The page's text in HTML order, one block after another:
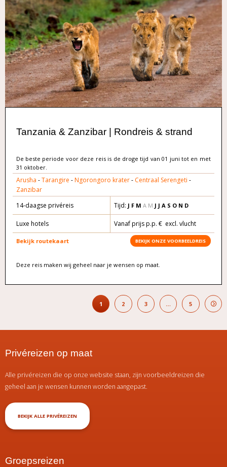
Tanzania & Zanzibar | Rondreis & strand
De beste periode voor deze reis is de droge tijd van 01 juni tot en met
31 oktober.
Arusha -Tarangire -Ngorongoro krater- Centraal Serengeti -
Zanzibar
14-daagse privéreis
Tijd: J F M A M J J A S O N D
Luxe hotels Vanaf prijs p.p. € excl. vlucht
Bekijk routekaart BEKIJK ONZE VOORBEELDREIS
Deze reis maken wij geheel naar je wensen op maat.
1 2 3 … 5
Privéreizen op maat
Alle privéreizen die op onze website staan, zijn voorbeeldreizen die
geheel aan je wensen kunnen worden aangepast.
BEKIJK ALLE PRIVÉREIZEN
Groepsreizen